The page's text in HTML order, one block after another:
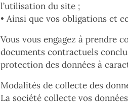
l’utilisation du site ;
• Ainsi que vos obligations et
Vous vous engagez à prendre
documents contractuels
protection des données à
Modalités de collecte des
La société collecte vos